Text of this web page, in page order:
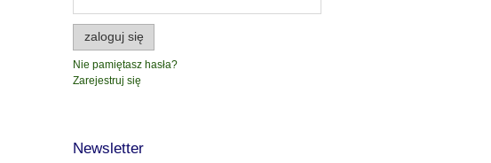
zaloguj się
Nie pamiętasz hasła?
Zarejestruj się
Newsletter